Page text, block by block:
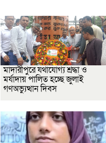
মাদারীপুরে যথাযোগ্য শ্রদ্ধা ও
মর্যাদায় পালিত হচ্ছে জুলাই
গণঅভ্যুত্থান দিবস